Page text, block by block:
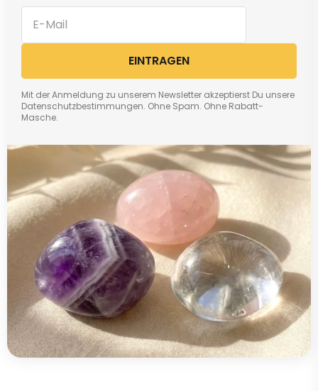
EINTRAGEN
Mit der Anmeldung zu unserem Newsletter akzeptierst Du unsere
Datenschutzbestimmungen. Ohne Spam. Ohne Rabatt-
Masche.